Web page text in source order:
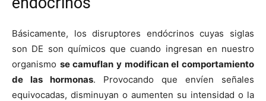
Básicamente, los disruptores endócrinos cuyas siglas
son DE son químicos que cuando ingresan en nuestro
organismo se camuflan y modifican el comportamiento
de las hormonas. Provocando que envíen señales
equivocadas, disminuyan o aumenten su intensidad o la